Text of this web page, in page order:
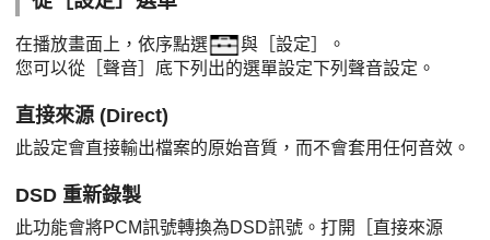
在播放畫面上，依序點選
與［設定］。
您可以從［聲音］底下列出的選單設定下列聲音設定。
直接來源 (Direct)
此設定會直接輸出檔案的原始音質，而不會套用任何音效。
DSD 重新錄製
此功能會將PCM訊號轉換為DSD訊號。打開［直接來源